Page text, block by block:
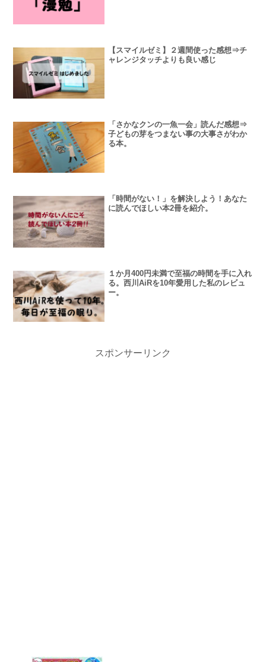
【スマイルゼミ】２週間使った感想⇒チ
ャレンジタッチよりも良い感じ
「さかなクンの一魚一会」読んだ感想⇒
子どもの芽をつまない事の大事さがわか
る本。
「時間がない！」を解決しよう！あなた
に読んでほしい本2冊を紹介。
１か月400円未満で至福の時間を手に入れ
る。西川AiRを10年愛用した私のレビュ
ー。
スポンサーリンク